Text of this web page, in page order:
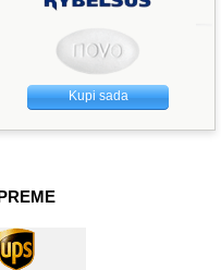
Kupi sada